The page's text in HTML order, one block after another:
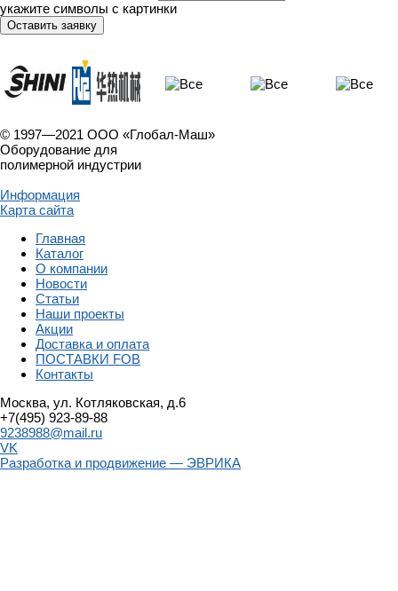
укажите символы с картинки
© 1997—2021 ООО «Глобал-Маш»
Оборудование для
полимерной индустрии
Информация
Карта сайта
Главная
Каталог
О компании
Новости
Статьи
Наши проекты
Акции
Доставка и оплата
ПОСТАВКИ FOB
Контакты
Москва, ул. Котляковская, д.6
+7(495) 923-89-88
9238988@mail.ru
VK
Разработка и продвижение — ЭВРИКА